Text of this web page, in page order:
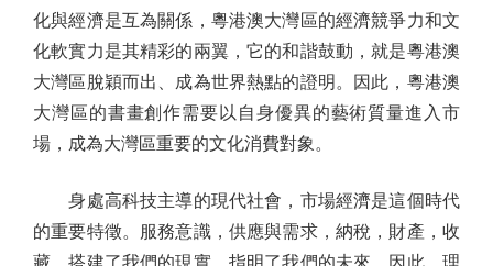
化與經濟是互為關係，粵港澳大灣區的經濟競爭力和文
化軟實力是其精彩的兩翼，它的和諧鼓動，就是粵港澳
大灣區脫穎而出、成為世界熱點的證明。因此，粵港澳
大灣區的書畫創作需要以自身優異的藝術質量進入市
場，成為大灣區重要的文化消費對象。
身處高科技主導的現代社會，市場經濟是這個時代
的重要特徵。服務意識，供應與需求，納稅，財產，收